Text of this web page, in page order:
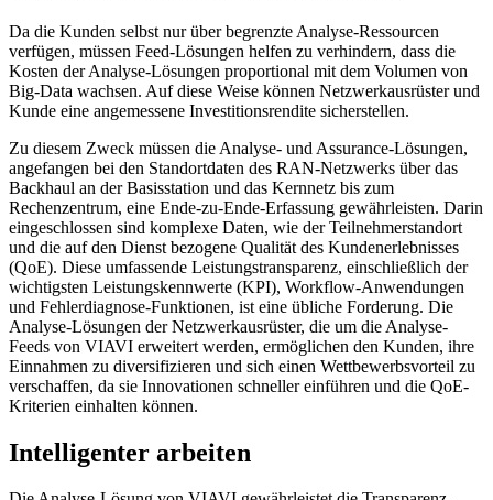
Da die Kunden selbst nur über begrenzte Analyse-Ressourcen
verfügen, müssen Feed-Lösungen helfen zu verhindern, dass die
Kosten der Analyse-Lösungen proportional mit dem Volumen von
Big-Data wachsen. Auf diese Weise können Netzwerkausrüster und
Kunde eine angemessene Investitionsrendite sicherstellen.
Zu diesem Zweck müssen die Analyse- und Assurance-Lösungen,
angefangen bei den Standortdaten des RAN-Netzwerks über das
Backhaul an der Basisstation und das Kernnetz bis zum
Rechenzentrum, eine Ende-zu-Ende-Erfassung gewährleisten. Darin
eingeschlossen sind komplexe Daten, wie der Teilnehmerstandort
und die auf den Dienst bezogene Qualität des Kundenerlebnisses
(QoE). Diese umfassende Leistungstransparenz, einschließlich der
wichtigsten Leistungskennwerte (KPI), Workflow-Anwendungen
und Fehlerdiagnose-Funktionen, ist eine übliche Forderung. Die
Analyse-Lösungen der Netzwerkausrüster, die um die Analyse-
Feeds von VIAVI erweitert werden, ermöglichen den Kunden, ihre
Einnahmen zu diversifizieren und sich einen Wettbewerbsvorteil zu
verschaffen, da sie Innovationen schneller einführen und die QoE-
Kriterien einhalten können.
Intelligenter arbeiten